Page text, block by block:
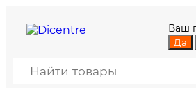
Ваш